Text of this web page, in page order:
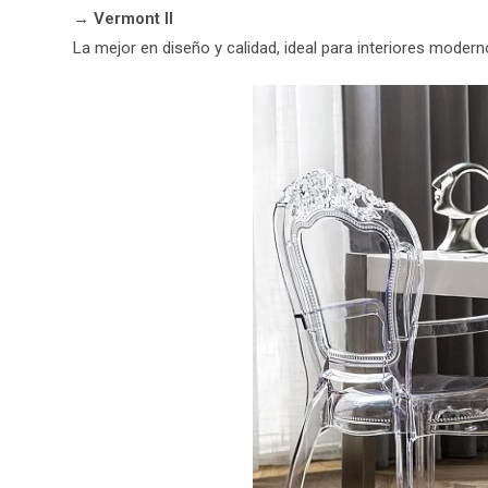
→Vermont II
La mejor en diseño y calidad, ideal para interiores